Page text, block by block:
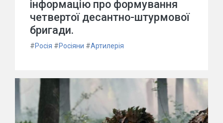
інформацію про формування
четвертої десантно-штурмової
бригади.
#Росія #Росіяни #Артилерія